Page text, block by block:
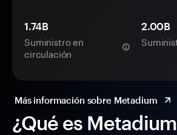
¿Qué es
1.74B
Suministro en
circulación
2.00B
Más información sobre Metadium